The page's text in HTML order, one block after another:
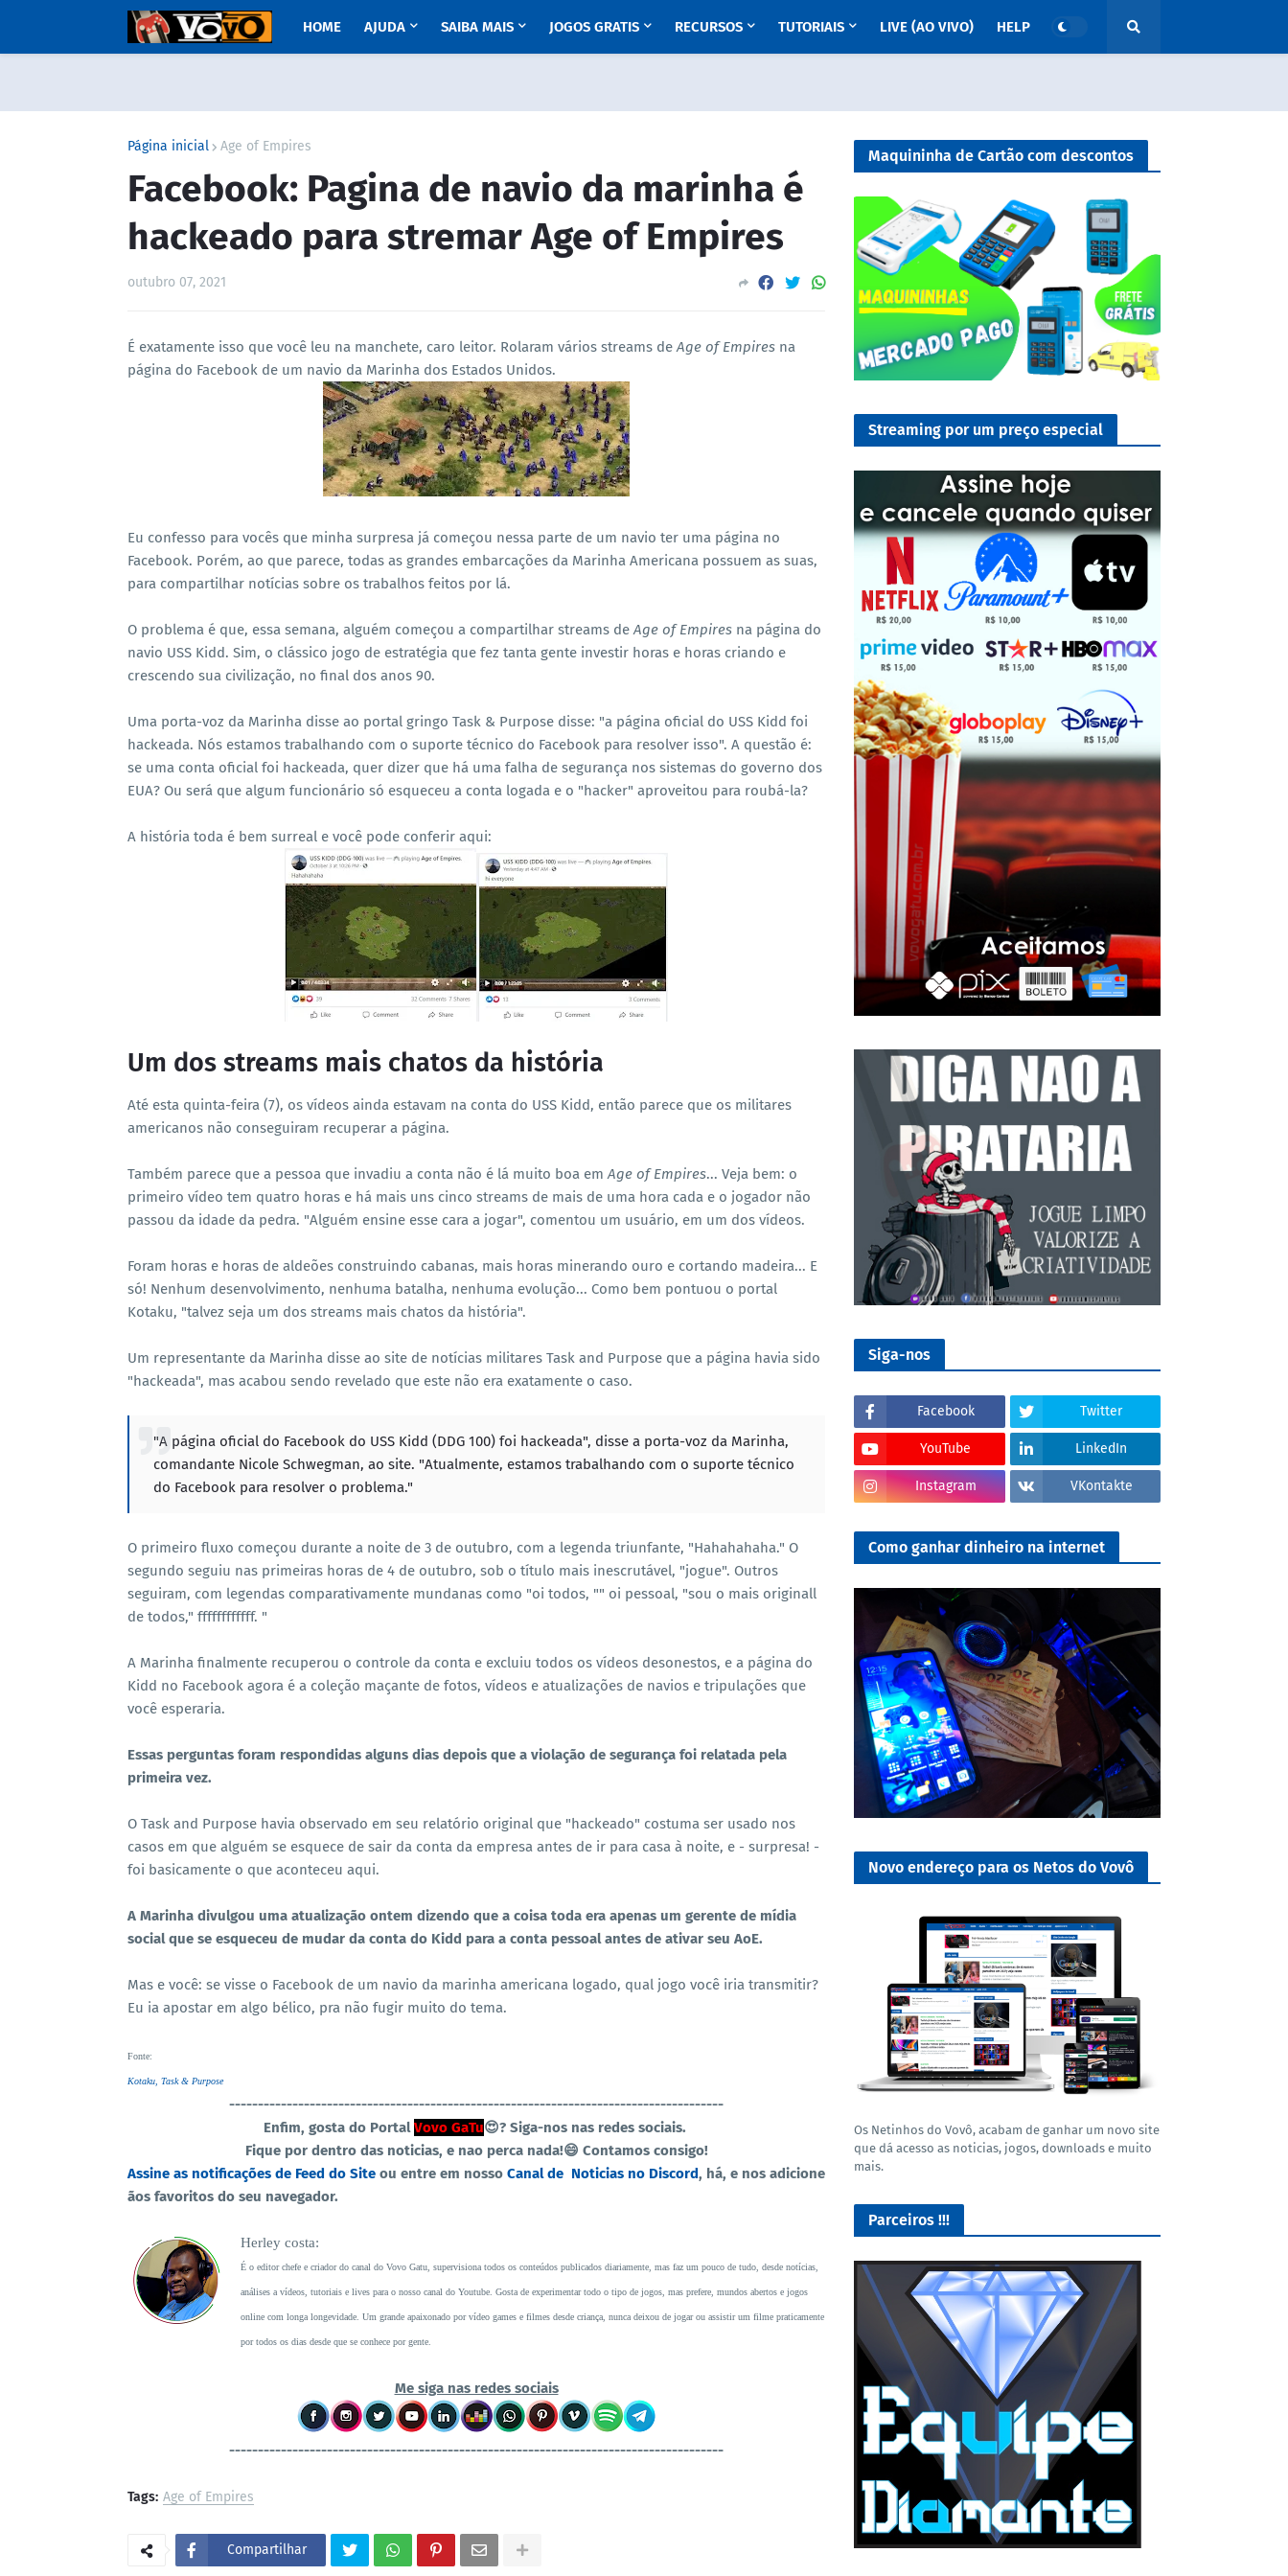
HOME AJUDA SAIBA MAIS JOGOS GRATIS RECURSOS TUTORIAIS LIVE (AO VIVO) HELP
Página inicial Age of Empires
Facebook: Pagina de navio da marinha é
hackeado para stremar Age of Empires
outubro 07, 2021
É exatamente isso que você leu na manchete, caro leitor. Rolaram vários streams deAge of Empires na
página do Facebook de um navio da Marinha dos Estados Unidos.
Eu confesso para vocês que minha surpresa já começou nessa parte de um navio ter uma página no
Facebook. Porém, ao que parece, todas as grandes embarcações da Marinha Americana possuem as suas,
para compartilhar notícias sobre os trabalhos feitos por lá.
O problema é que, essa semana, alguém começou a compartilhar streams deAge of Empires na página do
navio USS Kidd. Sim, o clássico jogo de estratégia que fez tanta gente investir horas e horas criando e
crescendo sua civilização, no final dos anos 90.
Uma porta-voz da Marinha disse ao portal gringo Task & Purpose disse: "a página oficial do USS Kidd foi
hackeada. Nós estamos trabalhando com o suporte técnico do Facebook para resolver isso". A questão é:
se uma conta oficial foi hackeada, quer dizer que há uma falha de segurança nos sistemas do governo dos
EUA? Ou será que algum funcionário só esqueceu a conta logada e o "hacker" aproveitou para roubá-la?
A história toda é bem surreal e você pode conferir aqui:
Um dos streams mais chatos da história
Até esta quinta-feira (7), os vídeos ainda estavam na conta do USS Kidd, então parece que os militares
americanos não conseguiram recuperar a página.
Também parece que a pessoa que invadiu a conta não é lá muito boa emAge of Empires... Veja bem: o
primeiro vídeo tem quatro horas e há mais uns cinco streams de mais de uma hora cada e o jogador não
passou da idade da pedra. "Alguém ensine esse cara a jogar", comentou um usuário, em um dos vídeos.
Foram horas e horas de aldeões construindo cabanas, mais horas minerando ouro e cortando madeira... E
só! Nenhum desenvolvimento, nenhuma batalha, nenhuma evolução... Como bem pontuou o portal
Kotaku, "talvez seja um dos streams mais chatos da história".
Um representante da Marinha disse ao site de notícias militares Task and Purpose que a página havia sido
"hackeada", mas acabou sendo revelado que este não era exatamente o caso.
"A página oficial do Facebook do USS Kidd (DDG 100) foi hackeada", disse a porta-voz da Marinha,
comandante Nicole Schwegman, ao site. "Atualmente, estamos trabalhando com o suporte técnico
do Facebook para resolver o problema."
O primeiro fluxo começou durante a noite de 3 de outubro, com a legenda triunfante, "Hahahahaha." O
segundo seguiu nas primeiras horas de 4 de outubro, sob o título mais inescrutável, "jogue". Outros
seguiram, com legendas comparativamente mundanas como "oi todos, "" oi pessoal, "sou o mais originall
de todos," ffffffffffff. "
A Marinha finalmente recuperou o controle da conta e excluiu todos os vídeos desonestos, e a página do
Kidd no Facebook agora é a coleção maçante de fotos, vídeos e atualizações de navios e tripulações que
você esperaria.
Essas perguntas foram respondidas alguns dias depois que a violação de segurança foi relatada pela
primeira vez.
O Task and Purpose havia observado em seu relatório original que "hackeado" costuma ser usado nos
casos em que alguém se esquece de sair da conta da empresa antes de ir para casa à noite, e - surpresa! -
foi basicamente o que aconteceu aqui.
A Marinha divulgou uma atualização ontem dizendo que a coisa toda era apenas um gerente de mídia
social que se esqueceu de mudar da conta do Kidd para a conta pessoal antes de ativar seu AoE.
Mas e você: se visse o Facebook de um navio da marinha americana logado, qual jogo você iria transmitir?
Eu ia apostar em algo bélico, pra não fugir muito do tema.
Fonte:
Kotaku, Task & Purpose
--------------------------------------------------------------------------------------
Enfim, gosta do PortalVovo GaTu😍? Siga-nos nas redes sociais.
Fique por dentro das noticias, e nao perca nada!😄 Contamos consigo!
Assine as notificações de Feed do Site ou entre em nosso Canal de Noticias no Discord, há, e nos adicione
ãos favoritos do seu navegador.
Herley costa:
É o editor chefe e criador do canal do Vovo Gatu, supervisiona todos os conteúdos publicados diariamente, mas faz um pouco de tudo, desde notícias,
análises a vídeos, tutoriais e lives para o nosso canal do Youtube. Gosta de experimentar todo o tipo de jogos, mas prefere, mundos abertos e jogos
online com longa longevidade. Um grande apaixonado por vídeo games e filmes desde criança, nunca deixou de jogar ou assistir um filme praticamente
por todos os dias desde que se conhece por gente.
Me siga nas redes sociais
--------------------------------------------------------------------------------------
Tags: Age of Empires
Compartilhar
Maquininha de Cartão com descontos
Streaming por um preço especial
Siga-nos
Facebook Twitter
YouTube LinkedIn
Instagram VKontakte
Como ganhar dinheiro na internet
Novo endereço para os Netos do Vovô
Os Netinhos do Vovô, acabam de ganhar um novo site
que dá acesso as noticias, jogos, downloads e muito
mais.
Parceiros !!!